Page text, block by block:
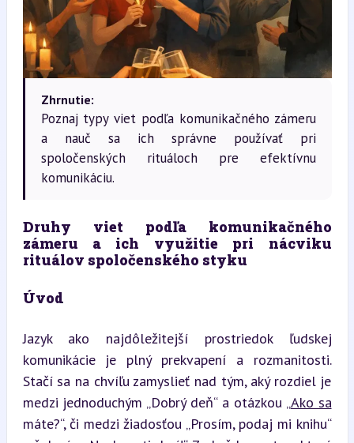
Zhrnutie:
Poznaj typy viet podľa komunikačného zámeru
a nauč sa ich správne používať pri
spoločenských rituáloch pre efektívnu
komunikáciu.
Druhy viet podľa komunikačného
zámeru a ich využitie pri nácviku
rituálov spoločenského styku
Úvod
Jazyk ako najdôležitejší prostriedok ľudskej
komunikácie je plný prekvapení a rozmanitosti.
Stačí sa na chvíľu zamyslieť nad tým, aký rozdiel je
medzi jednoduchým „Dobrý deň“ a otázkou „Ako sa
máte?“, či medzi žiadosťou „Prosím, podaj mi knihu“